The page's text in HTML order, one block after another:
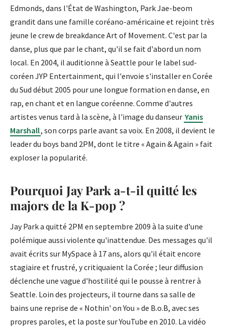
Edmonds, dans l'État de Washington, Park Jae-beom
grandit dans une famille coréano-américaine et rejoint très
jeune le crew de breakdance Art of Movement. C'est par la
danse, plus que par le chant, qu'il se fait d'abord un nom
local. En 2004, il auditionne à Seattle pour le label sud-
coréen JYP Entertainment, qui l'envoie s'installer en Corée
du Sud début 2005 pour une longue formation en danse, en
rap, en chant et en langue coréenne. Comme d'autres
artistes venus tard à la scène, à l'image du danseur Yanis
Marshall, son corps parle avant sa voix. En 2008, il devient le
leader du boys band 2PM, dont le titre « Again & Again » fait
exploser la popularité.
Pourquoi Jay Park a-t-il quitté les
majors de la K-pop ?
Jay Park a quitté 2PM en septembre 2009 à la suite d'une
polémique aussi violente qu'inattendue. Des messages qu'il
avait écrits sur MySpace à 17 ans, alors qu'il était encore
stagiaire et frustré, y critiquaient la Corée ; leur diffusion
déclenche une vague d'hostilité qui le pousse à rentrer à
Seattle. Loin des projecteurs, il tourne dans sa salle de
bains une reprise de « Nothin' on You » de B.o.B, avec ses
propres paroles, et la poste sur YouTube en 2010. La vidéo